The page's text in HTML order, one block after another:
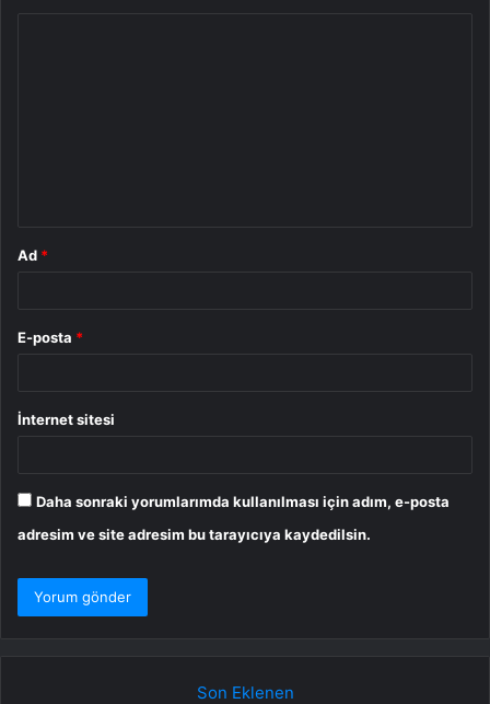
Ad *
E-posta *
İnternet sitesi
Daha sonraki yorumlarımda kullanılması için adım, e-posta
adresim ve site adresim bu tarayıcıya kaydedilsin.
Son Eklenen